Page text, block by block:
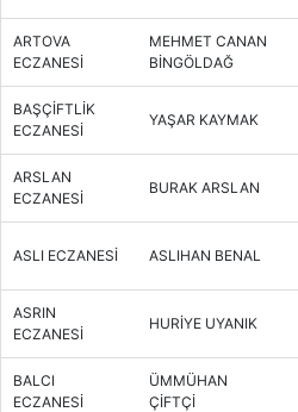
ARTOVA
ECZANESİ
MEHMET CANAN
BİNGÖLDAĞ
BAŞÇİFTLİK
ECZANESİ
YAŞAR KAYMAK
ARSLAN
ECZANESİ
BURAK ARSLAN
ASLI ECZANESİ ASLIHAN BENAL
ASRIN
ECZANESİ
HURİYE UYANIK
BALCI
ECZANESİ
ÜMMÜHAN
ÇİFTÇİ